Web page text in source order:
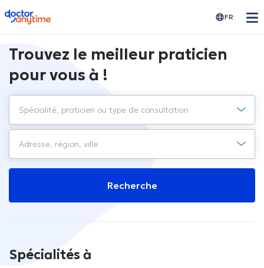
doctoranytime FR
Trouvez le meilleur praticien
pour vous à !
Recherche
Spécialités à